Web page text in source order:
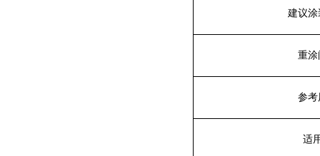
建议
重涂
参考
适